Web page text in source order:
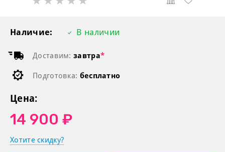
Наличие: В наличии
Доставим: завтра*
Подготовка: бесплатно
Цена:
14 900 ₽
Хотите скидку?